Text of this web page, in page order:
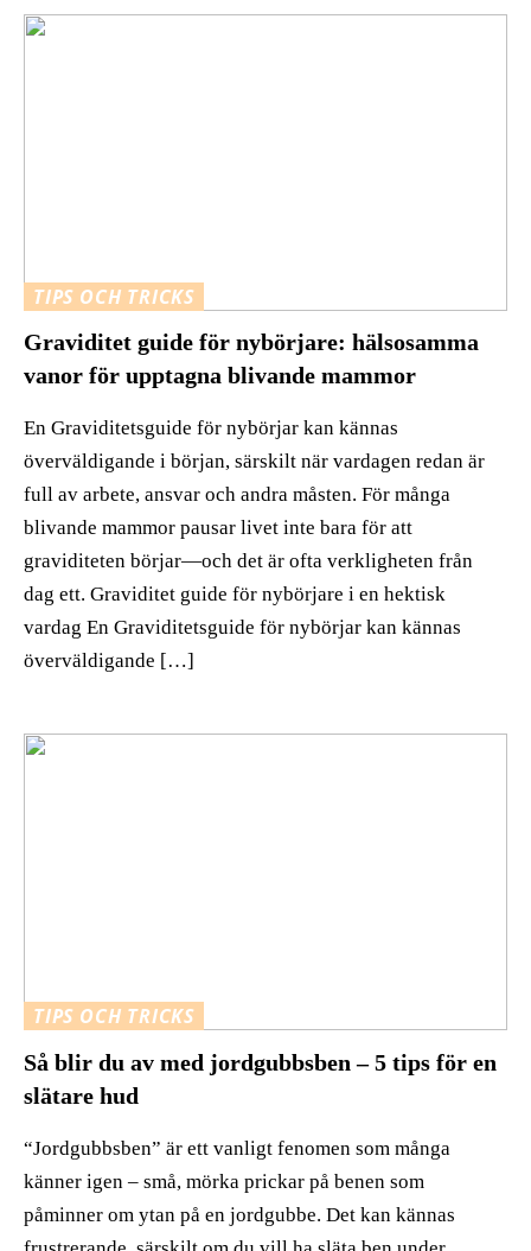
TIPS OCH TRICKS
Graviditet guide för nybörjare: hälsosamma
vanor för upptagna blivande mammor
En Graviditetsguide för nybörjar kan kännas
överväldigande i början, särskilt när vardagen redan är
full av arbete, ansvar och andra måsten. För många
blivande mammor pausar livet inte bara för att
graviditeten börjar—och det är ofta verkligheten från
dag ett. Graviditet guide för nybörjare i en hektisk
vardag En Graviditetsguide för nybörjar kan kännas
överväldigande […]
TIPS OCH TRICKS
Så blir du av med jordgubbsben – 5 tips för en
slätare hud
“Jordgubbsben” är ett vanligt fenomen som många
känner igen – små, mörka prickar på benen som
påminner om ytan på en jordgubbe. Det kan kännas